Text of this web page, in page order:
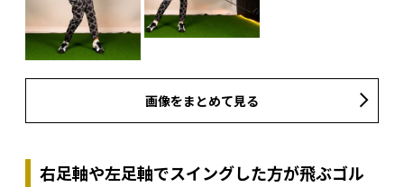
画像をまとめて見る
右足軸や左足軸でスイングした方が飛ぶゴル